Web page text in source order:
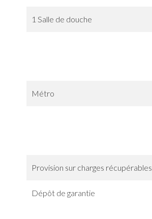
1 Salle de douche
Métro
Provision sur charges récupérables
Dépôt de garantie